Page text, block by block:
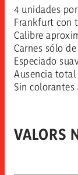
4 unidades
Frankfurt con
Calibre
Carnes sólo
Especiado
Ausencia total
Sin
VALORS